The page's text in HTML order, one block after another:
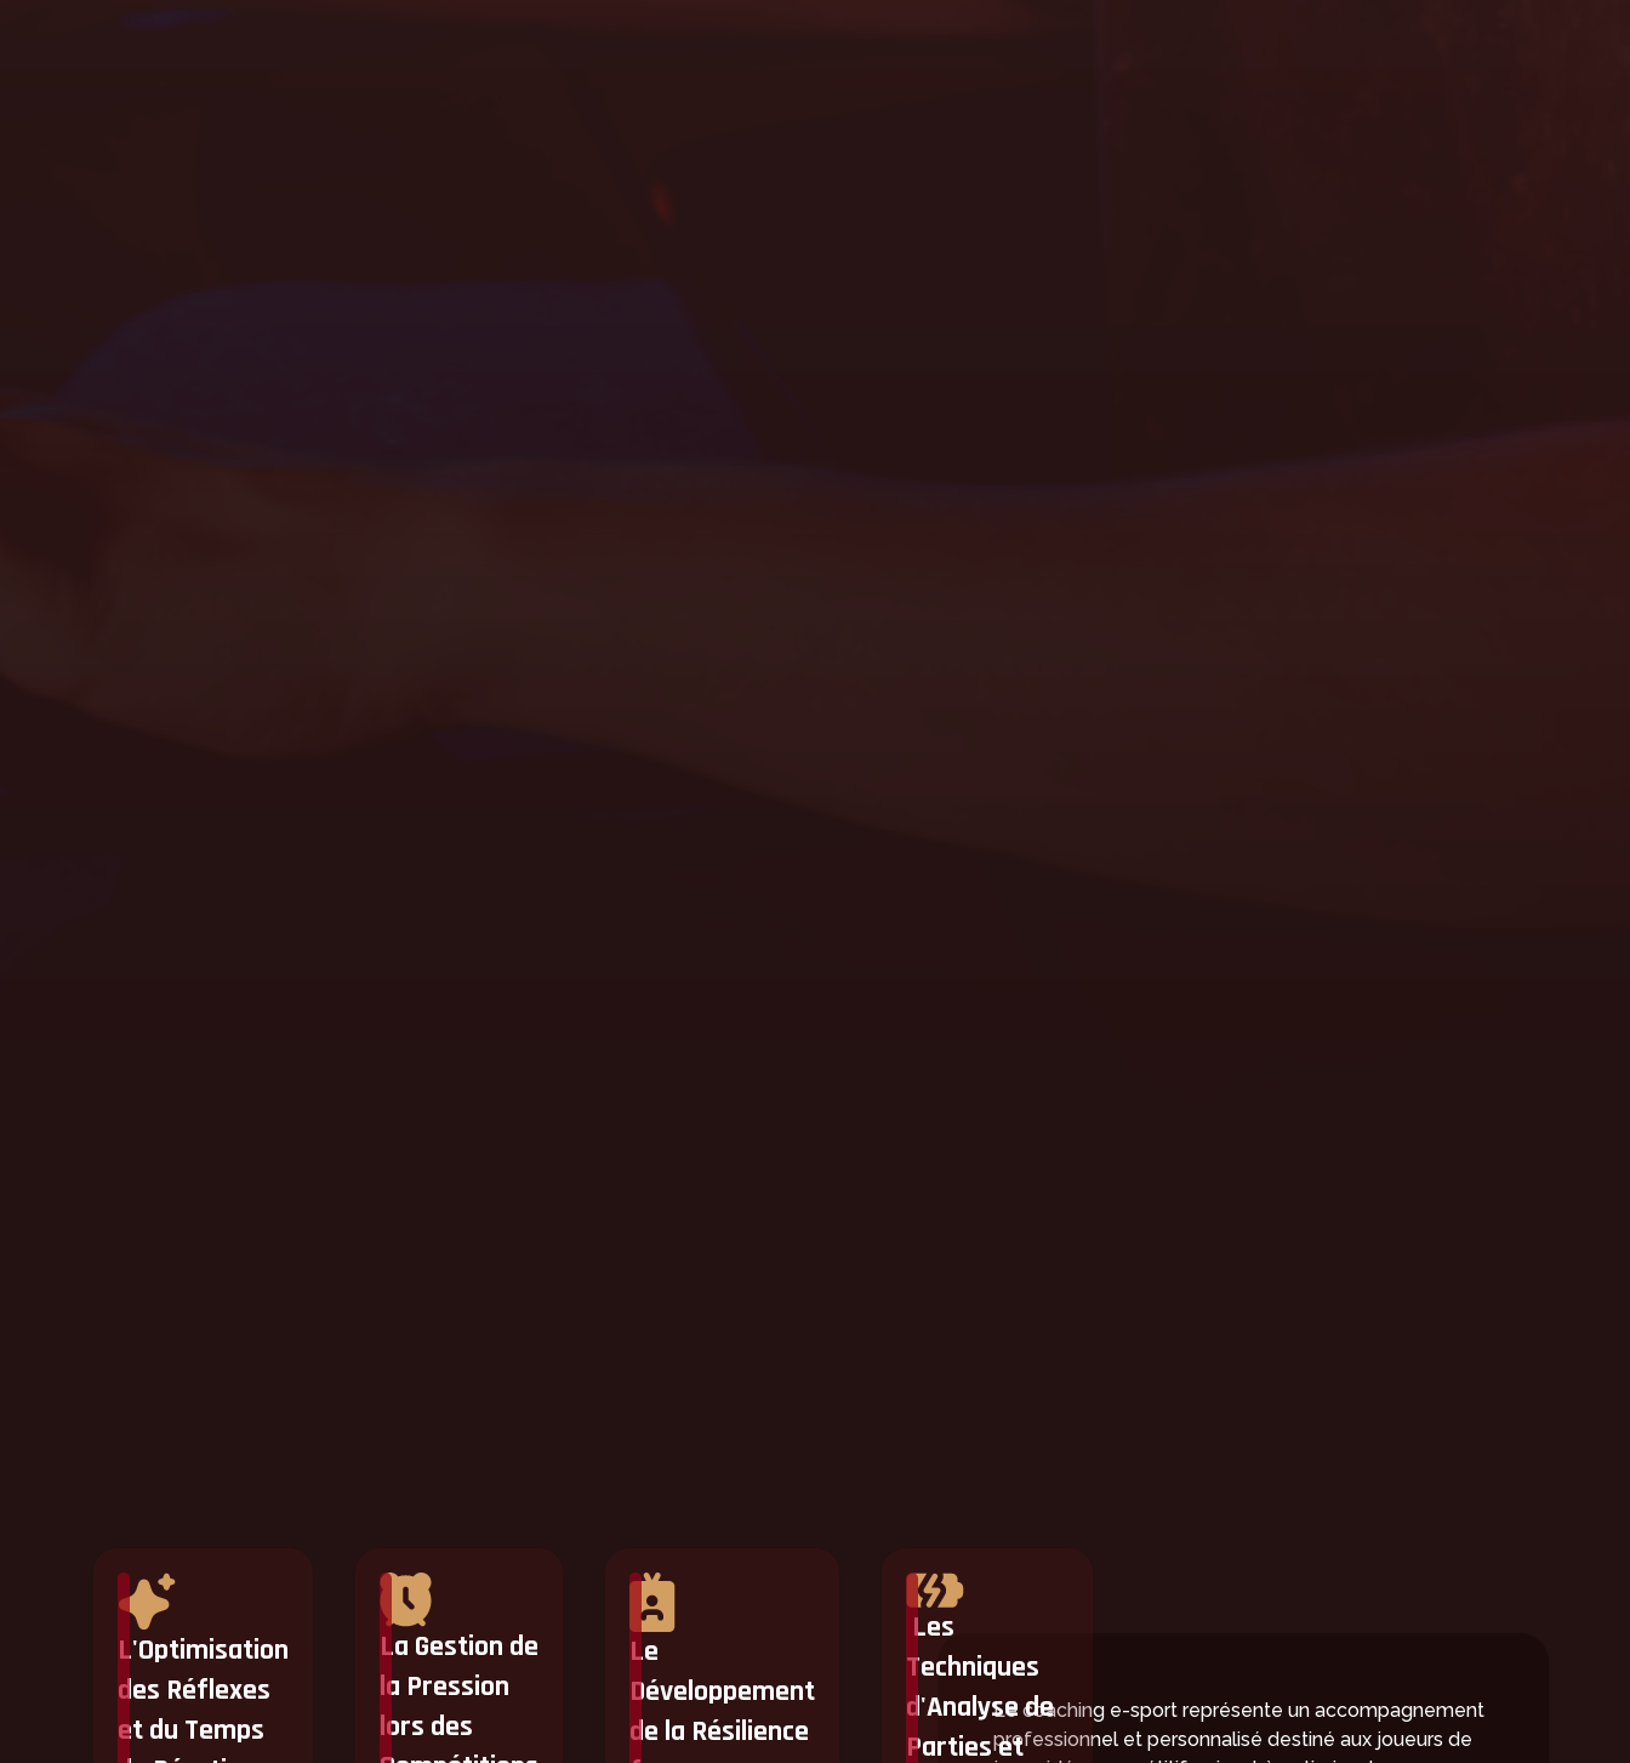
L'Optimisation
des Réflexes
et du Temps
La Gestion de
la Pression
lors des
Le
Développement
de la Résilience
Les
Techniques
d'Analyse de
Parties et
Le coaching e-sport représente un accompagnement
professionnel et personnalisé destiné aux joueurs de